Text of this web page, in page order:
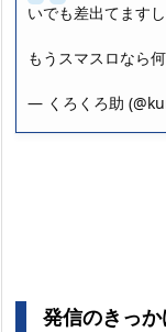
いでも差出てます
もうスマスロなら
— くろくろ助
発信のきっか